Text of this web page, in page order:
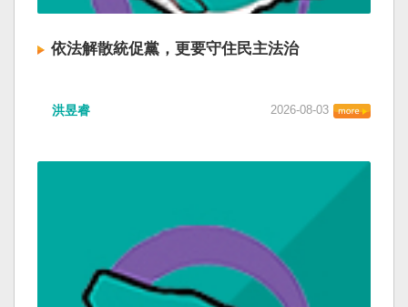
依法解散統促黨，更要守住民主法治
洪昱睿 2026-08-03